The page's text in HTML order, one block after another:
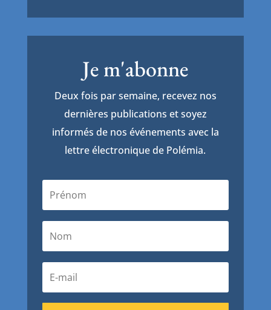
Je m'abonne
Deux fois par semaine, recevez nos
dernières publications et soyez
informés de nos événements avec la
lettre électronique de Polémia.